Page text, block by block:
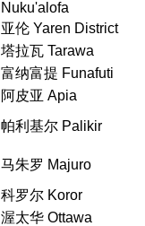
Nuku'alofa
亚伦 Yaren District
塔拉瓦 Tarawa
富纳富提 Funafuti
阿皮亚 Apia
帕利基尔 Palikir
马朱罗 Majuro
科罗尔 Koror
渥太华 Ottawa